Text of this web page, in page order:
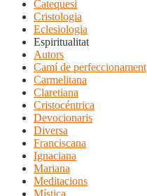
Catequesi
Cristologia
Eclesiologia
Espiritualitat
Autors
Camí de perfeccionament
Carmelitana
Claretiana
Cristocéntrica
Devocionaris
Diversa
Franciscana
Ignaciana
Mariana
Meditacions
Mística